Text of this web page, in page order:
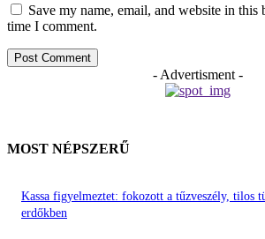
Save my name, email, and website in this
time I comment.
- Advertisment -
MOST NÉPSZERŰ
Kassa figyelmeztet: fokozott a tűzveszély, tilos
erdőkben